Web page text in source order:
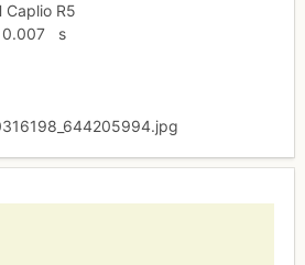
Caplio R5
0.007
s